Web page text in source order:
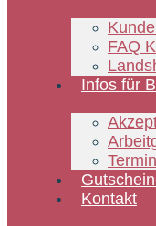
FAQ
Infos für
Kontakt